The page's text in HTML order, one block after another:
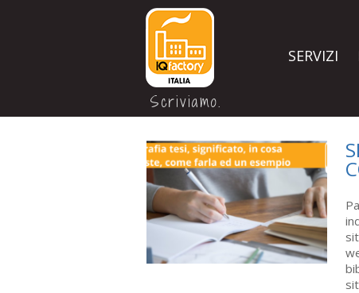
Scriviamo.
SERVIZI